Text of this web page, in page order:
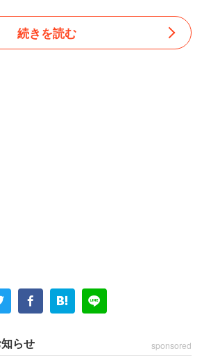
ーが並ぶことはあまりない」
続きを読む
らせ sponsored